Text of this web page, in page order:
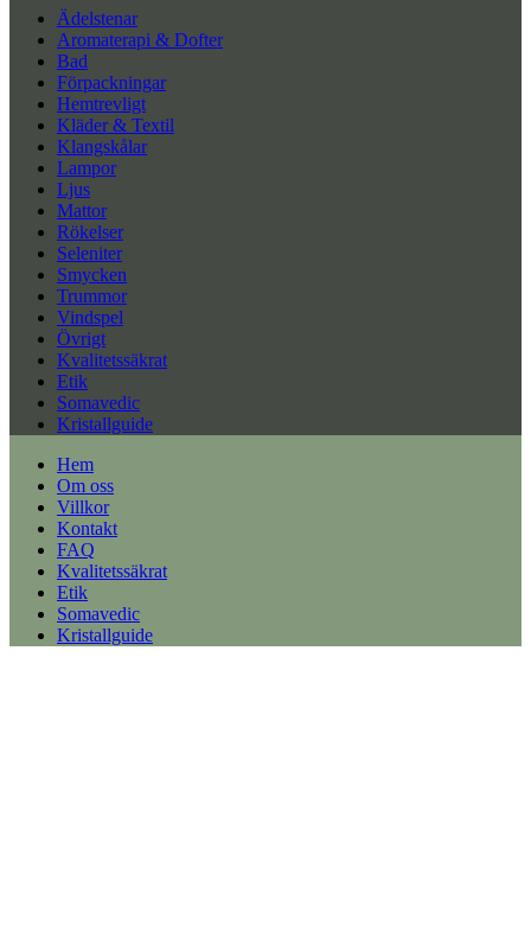
Ädelstenar
Aromaterapi & Dofter
Bad
Förpackningar
Hemtrevligt
Kläder & Textil
Klangskålar
Lampor
Ljus
Mattor
Rökelser
Seleniter
Smycken
Trummor
Vindspel
Övrigt
Kvalitetssäkrat
Etik
Somavedic
Kristallguide
Hem
Om oss
Villkor
Kontakt
FAQ
Kvalitetssäkrat
Etik
Somavedic
Kristallguide